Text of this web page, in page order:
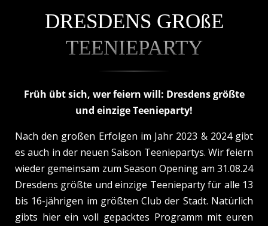
DRESDENS GROßE
TEENIEPARTY
Früh übt sich, wer feiern will: Dresdens größte
und einzige Teenieparty!
Nach den großen Erfolgen im Jahr 2023 & 2024 gibt
es auch in der neuen Saison Teeniepartys. Wir feiern
wieder gemeinsam zum Season Opening am 31.08.24
Dresdens größte und einzige Teenieparty für alle 13
bis 16-jährigen im größten Club der Stadt. Natürlich
gibts hier ein voll gepacktes Programm mit euren